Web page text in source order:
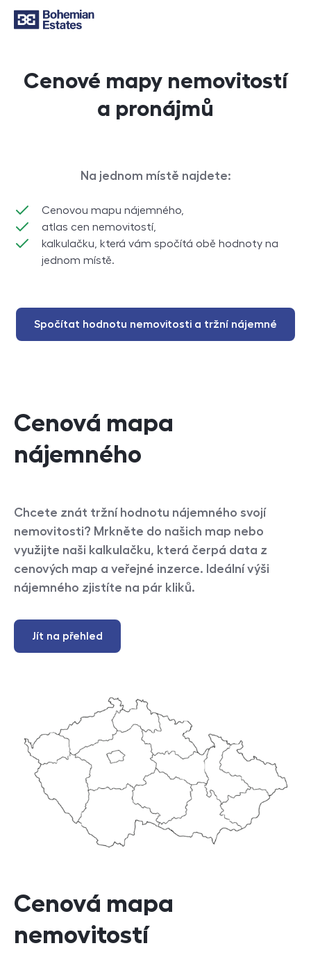
Cenové mapy nemovitostí
a pronájmů
Na jednom místě najdete:
Cenovou mapu nájemného,
atlas cen nemovitostí,
kalkulačku, která vám spočítá obě hodnoty na
jednom místě.
Spočítat hodnotu nemovitosti a tržní nájemné
Cenová mapa
nájemného
Chcete znát tržní hodnotu nájemného svojí
nemovitosti? Mrkněte do našich map nebo
využijte naši kalkulačku, která čerpá data z
cenových map a veřejné inzerce. Ideální výši
nájemného zjistíte na pár kliků.
Jít na přehled
Cenová mapa
nemovitostí